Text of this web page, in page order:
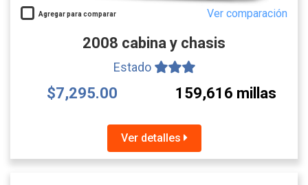
Agregar para comparar Ver comparación
2008 cabina y chasis
Estado
$7,295.00 159,616 millas
Ver detalles